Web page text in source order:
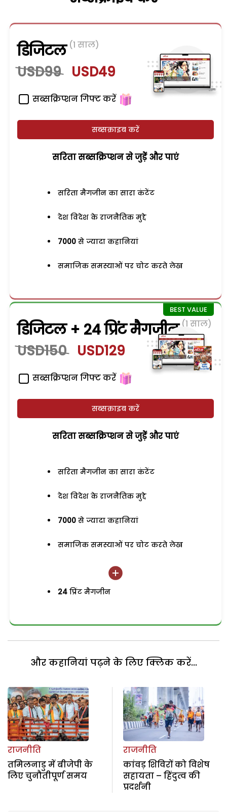
डिजिटल (1 साल)
USD99 USD49
सब्सक्रिप्शन गिफ्ट करें
सब्सक्राइब करें
सरिता सब्सक्रिप्शन से जुड़ेें और पाएं
सरिता मैगजीन का सारा कंटेंट
देश विदेश के राजनैतिक मुद्दे
7000 से ज्यादा कहानियां
समाजिक समस्याओं पर चोट करते लेख
डिजिटल + 24 प्रिंट मैगजीन (1 साल)
USD150 USD129
सब्सक्रिप्शन गिफ्ट करें
सब्सक्राइब करें
सरिता सब्सक्रिप्शन से जुड़ेें और पाएं
सरिता मैगजीन का सारा कंटेंट
देश विदेश के राजनैतिक मुद्दे
7000 से ज्यादा कहानियां
समाजिक समस्याओं पर चोट करते लेख
24 प्रिंट मैगजीन
और कहानियां पढ़ने के लिए क्लिक करें...
राजनीति
तमिलनाडु में बीजेपी के
लिए चुनौतीपूर्ण समय
राजनीति
कांवड़ शिविरों को विशेष
सहायता – हिंदुत्व की
प्रदर्शनी